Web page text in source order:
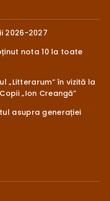
2026-2027
nota 10 la toate
„Litterarum” în vizită la
„Ion Creangă”
asupra generației